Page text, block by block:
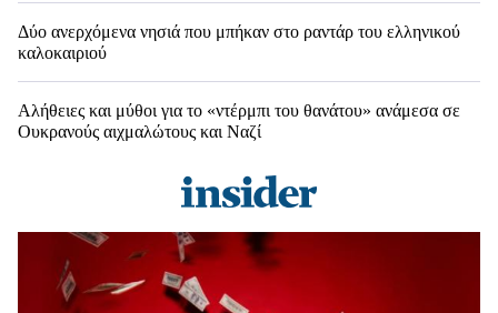
Δύο ανερχόμενα νησιά που μπήκαν στο ραντάρ του ελληνικού
καλοκαιριού
Αλήθειες και μύθοι για το «ντέρμπι του θανάτου» ανάμεσα σε
Ουκρανούς αιχμαλώτους και Ναζί